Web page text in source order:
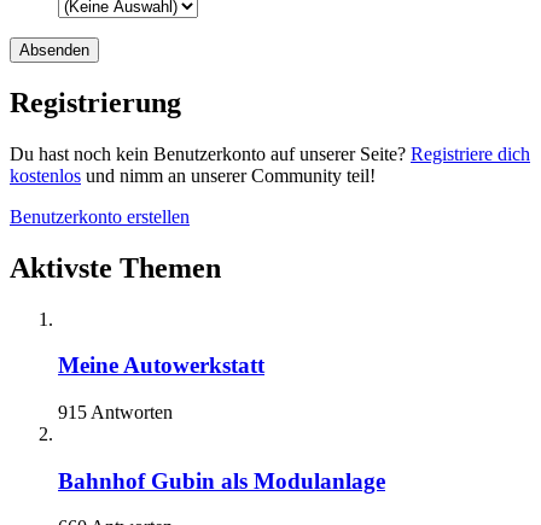
Registrierung
Du hast noch kein Benutzerkonto auf unserer Seite? Registriere dich
kostenlos und nimm an unserer Community teil!
Benutzerkonto erstellen
Aktivste Themen
Meine Autowerkstatt
915 Antworten
Bahnhof Gubin als Modulanlage